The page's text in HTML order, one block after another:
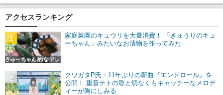
アクセスランキング
家庭菜園のキュウリを大量消費！ 「きゅうりのキュ
ーちゃん」みたいなお漬物を作ってみた
1
クワガタP氏・11年ぶりの新曲『エンドロール』を
公開！ 重音テトの歌と切なくもキャッチーなメロデ
ィーが胸にしみる
2